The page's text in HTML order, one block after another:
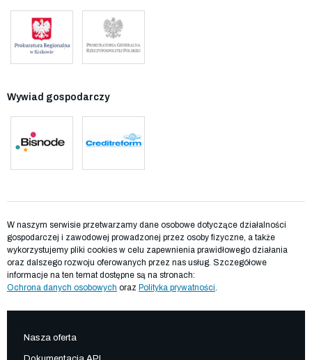
Wywiad gospodarczy
W naszym serwisie przetwarzamy dane osobowe dotyczące działalności
gospodarczej i zawodowej prowadzonej przez osoby fizyczne, a także
wykorzystujemy pliki cookies w celu zapewnienia prawidłowego działania
oraz dalszego rozwoju oferowanych przez nas usług. Szczegółowe
informacje na ten temat dostępne są na stronach:
Ochrona danych osobowych oraz Polityka prywatności.
Nasza oferta